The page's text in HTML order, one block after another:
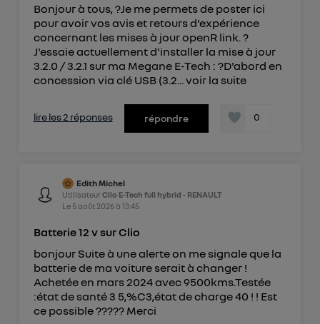
Bonjour à tous, ?Je me permets de poster ici
pour avoir vos avis et retours d'expérience
concernant les mises à jour openR link. ?
J'essaie actuellement d'installer la mise à jour
3.2.0 / 3.2.1 sur ma Megane E-Tech : ?D'abord en
concession via clé USB (3.2... voir la suite
lire les 2 réponses répondre 0
Edith Michel
UtilisateurClio E-Tech full hybrid - RENAULT
Le 5 août 2026à 13:45
Batterie 12 v sur Clio
bonjour Suite à une alerte on me signale que la
batterie de ma voiture serait à changer !
Achetée en mars 2024 avec 9500kms.Testée
:état de santé 3 5,%C3,état de charge 40 ! ! Est
ce possible ????? Merci